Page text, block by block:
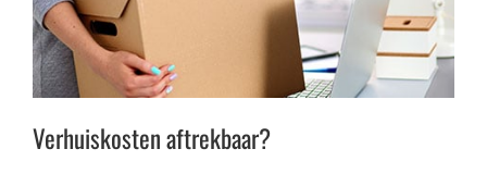
Verhuiskosten aftrekbaar?